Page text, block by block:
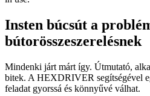
Insten búcsút a
bútorösszeszerelésnek
Mindenki járt márt így. Útmutató,
bitek. A HEXDRIVER segítségével
feladat gyorssá és könnyűvé válhat.